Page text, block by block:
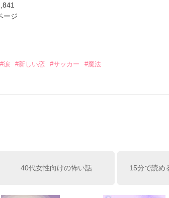
ージ
#涙 #新しい恋 #サッカー #魔法
40代女性向けの怖い話 15分で読め